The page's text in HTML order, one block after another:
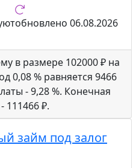
обновлено 06.08.2026
в размере 102000 ₽ на
0,08 % равняется 9466
- 9,28 %. Конечная
111466 ₽.
займ под залог